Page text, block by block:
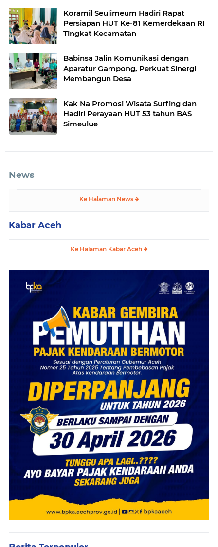
Koramil Seulimeum Hadiri Rapat
Persiapan HUT Ke-81 Kemerdekaan RI
Tingkat Kecamatan
Babinsa Jalin Komunikasi dengan
Aparatur Gampong, Perkuat Sinergi
Membangun Desa
Kak Na Promosi Wisata Surfing dan
Hadiri Perayaan HUT 53 tahun BAS
Simeulue
News
Ke Halaman News
Kabar Aceh
Ke Halaman Kabar Aceh